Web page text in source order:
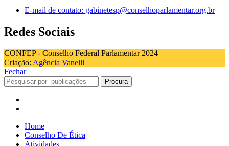
E-mail de contato: gabinetesp@conselhoparlamentar.org.br
Redes Sociais
CONFEP - Conselho Federal Parlamentar 2024
Criação: Agência Vanelli
Fechar
Procura
Home
Conselho De Ética